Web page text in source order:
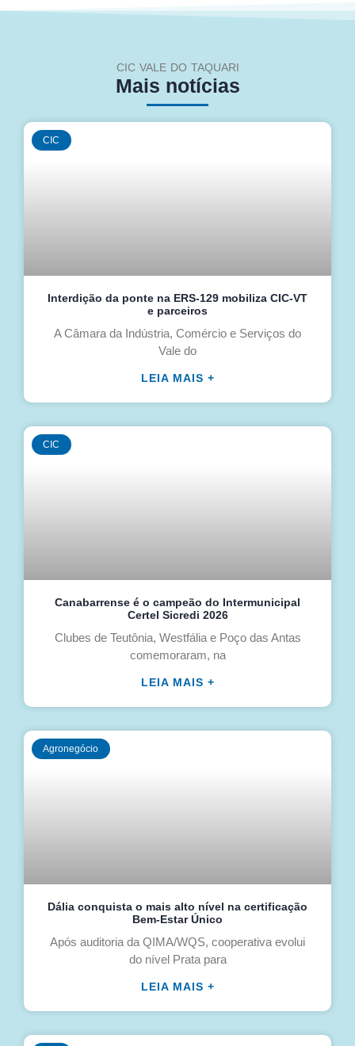
CIC VALE DO TAQUARI
Mais notícias
CIC
Interdição da ponte na ERS-129 mobiliza CIC-VT
e parceiros
A Câmara da Indústria, Comércio e Serviços do
Vale do
LEIA MAIS +
CIC
Canabarrense é o campeão do Intermunicipal
Certel Sicredi 2026
Clubes de Teutônia, Westfália e Poço das Antas
comemoraram, na
LEIA MAIS +
Agronegócio
Dália conquista o mais alto nível na certificação
Bem-Estar Único
Após auditoria da QIMA/WQS, cooperativa evolui
do nível Prata para
LEIA MAIS +